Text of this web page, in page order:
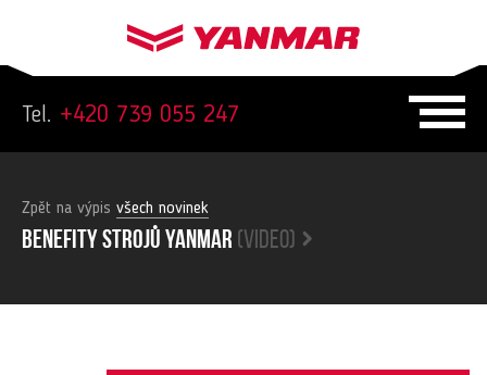
Tel. +420 739 055 247
Zpět na výpis všech novinek
Benefity strojů yanmar (video)